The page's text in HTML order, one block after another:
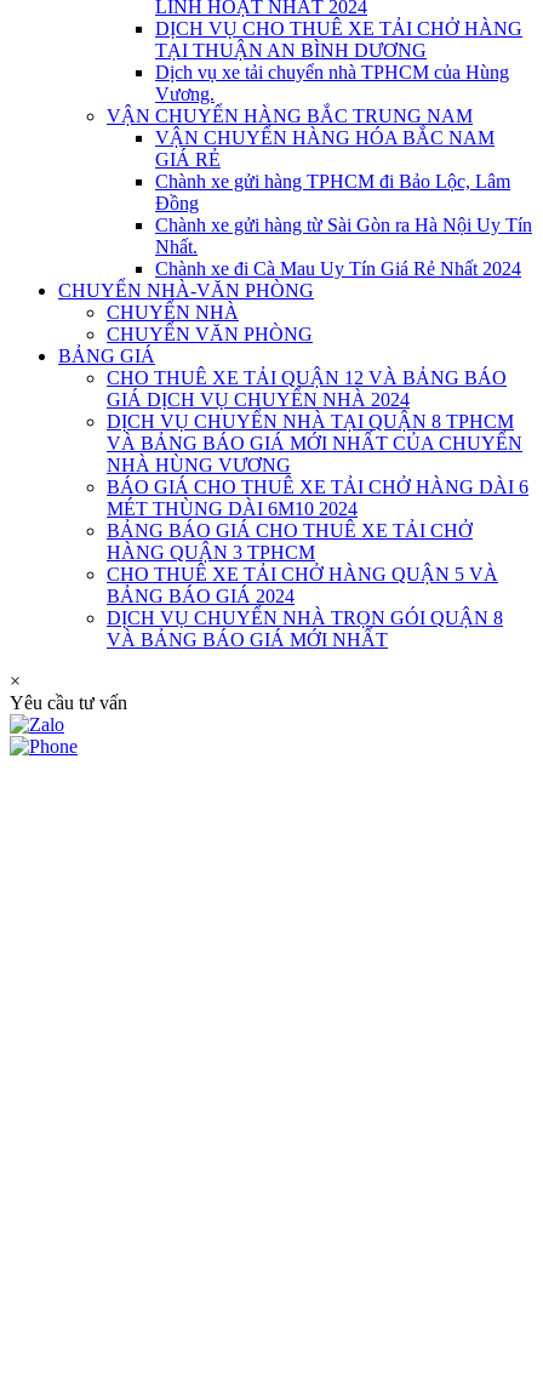
LINH HOẠT NHẤT 2024
DỊCH VỤ CHO THUÊ XE TẢI CHỞ HÀNG
TẠI THUẬN AN BÌNH DƯƠNG
Dịch vụ xe tải chuyển nhà TPHCM của Hùng
Vương.
VẬN CHUYỂN HÀNG BẮC TRUNG NAM
VẬN CHUYỂN HÀNG HÓA BẮC NAM
GIÁ RẺ
Chành xe gửi hàng TPHCM đi Bảo Lộc, Lâm
Đồng
Chành xe gửi hàng từ Sài Gòn ra Hà Nội Uy Tín
Nhất.
Chành xe đi Cà Mau Uy Tín Giá Rẻ Nhất 2024
CHUYỂN NHÀ-VĂN PHÒNG
CHUYỂN NHÀ
CHUYỂN VĂN PHÒNG
BẢNG GIÁ
CHO THUÊ XE TẢI QUẬN 12 VÀ BẢNG BÁO
GIÁ DỊCH VỤ CHUYỂN NHÀ 2024
DỊCH VỤ CHUYỂN NHÀ TẠI QUẬN 8 TPHCM
VÀ BẢNG BÁO GIÁ MỚI NHẤT CỦA CHUYỂN
NHÀ HÙNG VƯƠNG
BÁO GIÁ CHO THUÊ XE TẢI CHỞ HÀNG DÀI 6
MÉT THÙNG DÀI 6M10 2024
BẢNG BÁO GIÁ CHO THUÊ XE TẢI CHỞ
HÀNG QUẬN 3 TPHCM
CHO THUÊ XE TẢI CHỞ HÀNG QUẬN 5 VÀ
BẢNG BÁO GIÁ 2024
DỊCH VỤ CHUYỂN NHÀ TRỌN GÓI QUẬN 8
VÀ BẢNG BÁO GIÁ MỚI NHẤT
×
Yêu cầu tư vấn